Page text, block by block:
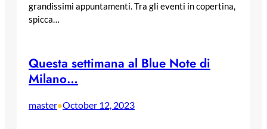
grandissimi appuntamenti. Tra gli eventi in copertina,
spicca…
Questa settimana al Blue Note di
Milano…
master•October 12, 2023